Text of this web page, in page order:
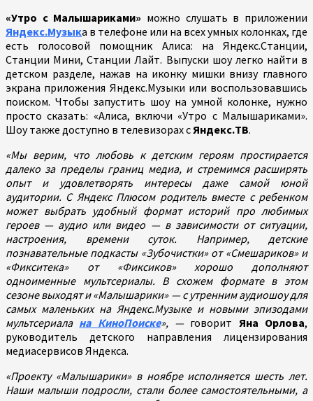
«Утро с Малышариками» можно слушать в приложении
Яндекс.Музыка в телефоне или на всех умных колонках, где
есть голосовой помощник Алиса: на Яндекс.Станции,
Станции Мини, Станции Лайт. Выпуски шоу легко найти в
детском разделе, нажав на иконку мишки внизу главного
экрана приложения Яндекс.Музыки или воспользовавшись
поиском. Чтобы запустить шоу на умной колонке, нужно
просто сказать: «Алиса, включи «Утро с Малышариками».
Шоу также доступно в телевизорах с Яндекс.ТВ.
«​​Мы верим, что любовь к детским героям простирается
далеко за пределы границ медиа, и стремимся расширять
опыт и удовлетворять интересы даже самой юной
аудитории. С Яндекс Плюсом родитель вместе с ребенком
может выбрать удобный формат историй про любимых
героев — аудио или видео — в зависимости от ситуации,
настроения, времени суток. Например, детские
познавательные подкасты «Зубочистки» от «Смешариков» и
«Фикситека» от «Фиксиков» хорошо дополняют
одноименные мультсериалы. В схожем формате в этом
сезоне выходят и «Малышарики» — с утренним аудиошоу для
самых маленьких на Яндекс.Музыке и новыми эпизодами
мультсериала на КиноПоиске», —говорит Яна Орлова,
руководитель детского направления лицензирования
медиасервисов Яндекса.
«Проекту «Малышарики» в ноябре исполняется шесть лет.
Наши малыши подросли, стали более самостоятельными, а